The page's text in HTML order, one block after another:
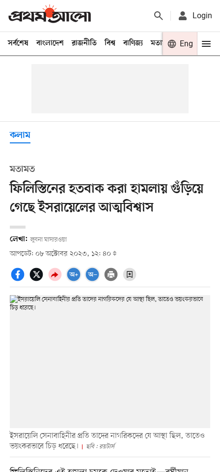
Login
সর্বশেষ বাংলাদেশ রাজনীতি বিশ্ব বাণিজ্য মতামত খেলা
Eng
কলাম
মতামত
ফিলিস্তিনের হতবাক করা হামলায় গুঁড়িয়ে
গেছে ইসরায়েলের আত্মবিশ্বাস
লেখা: লুবনা মাসারওয়া
আপডেট: ০৮ অক্টোবর ২০২৩, ১২: ৪০
ইসরায়েলি সেনাবাহিনীর প্রতি তাদের নাগরিকদের যে আস্থা ছিল, তাতেও
ভয়ংকরভাবে চিড় ধরেছে।
ছবি : রয়টার্স